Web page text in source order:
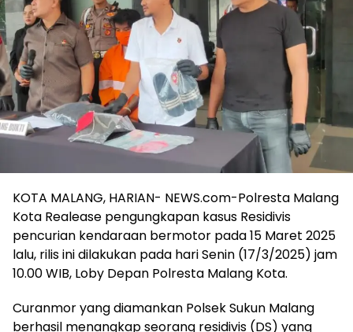
KOTA MALANG, HARIAN- NEWS.com-Polresta Malang
Kota Realease pengungkapan kasus Residivis
pencurian kendaraan bermotor pada 15 Maret 2025
lalu, rilis ini dilakukan pada hari Senin (17/3/2025) jam
10.00 WIB, Loby Depan Polresta Malang Kota.
Curanmor yang diamankan Polsek Sukun Malang
berhasil menangkap seorang residivis (DS) yang